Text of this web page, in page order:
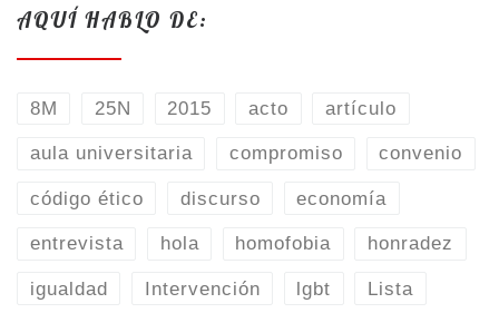
AQUÍ HABLO DE:
8M 25N 2015 acto artículo
aula universitaria compromiso convenio
código ético discurso economía
entrevista hola homofobia honradez
igualdad Intervención lgbt Lista